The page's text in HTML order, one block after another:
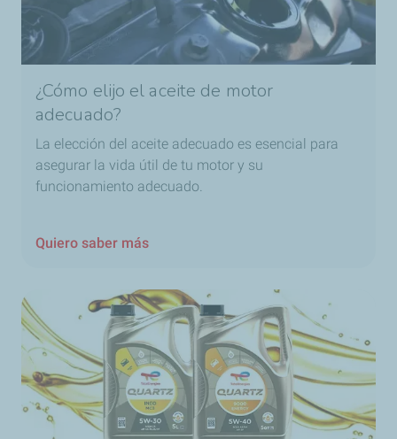
¿Cómo elijo el aceite de motor
adecuado?
La elección del aceite adecuado es esencial para
asegurar la vida útil de tu motor y su
funcionamiento adecuado.
Quiero saber más